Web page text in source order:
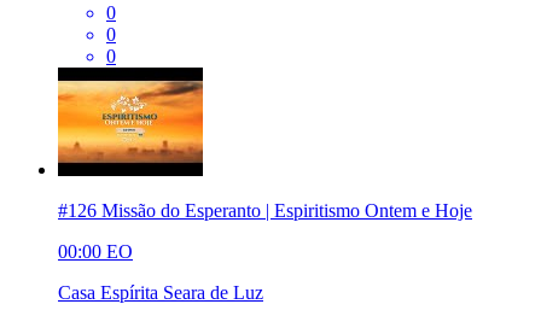
0
0
0
#126 Missão do Esperanto | Espiritismo Ontem e Hoje
00:00 EO
Casa Espírita Seara de Luz